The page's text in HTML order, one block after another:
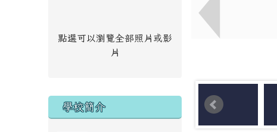
點選可以瀏覽全部照片或影
片
學校簡介